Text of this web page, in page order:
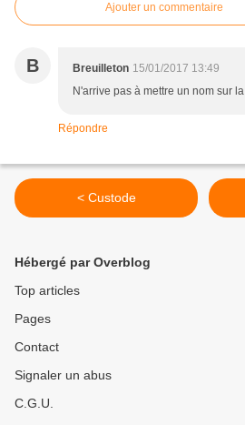
Ajouter un commentaire
B Breuilleton 15/01/2017 13:49
N'arrive pas à mettre un nom sur
Répondre
< Custode
Hébergé par Overblog
Top articles
Pages
Contact
Signaler un abus
C.G.U.